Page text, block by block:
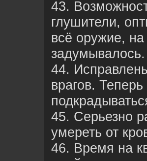
43.
глушители,
всё оружие, на
задумывалось.
44.
врагов.
45. Серьезно
умереть от
46. Время на